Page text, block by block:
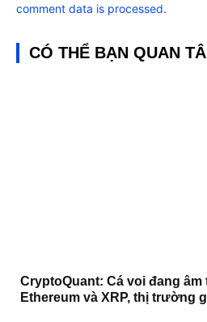
comment data is processed.
CÓ THỂ BẠN QUAN
CryptoQuant: Cá voi đang
Ethereum và XRP, thị trường